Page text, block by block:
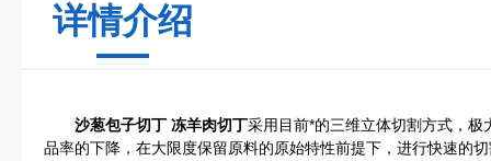
详情介绍
沙葱包子切丁 冻羊肉切丁采用目前*的三维立体切割方式，
品率的下降，在大限度保留原料的原始特性前提下，进行快速的